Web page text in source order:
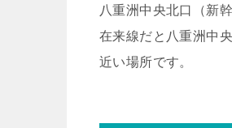
八重洲中央北口（新
在来線だと八重洲中
近い場所です。